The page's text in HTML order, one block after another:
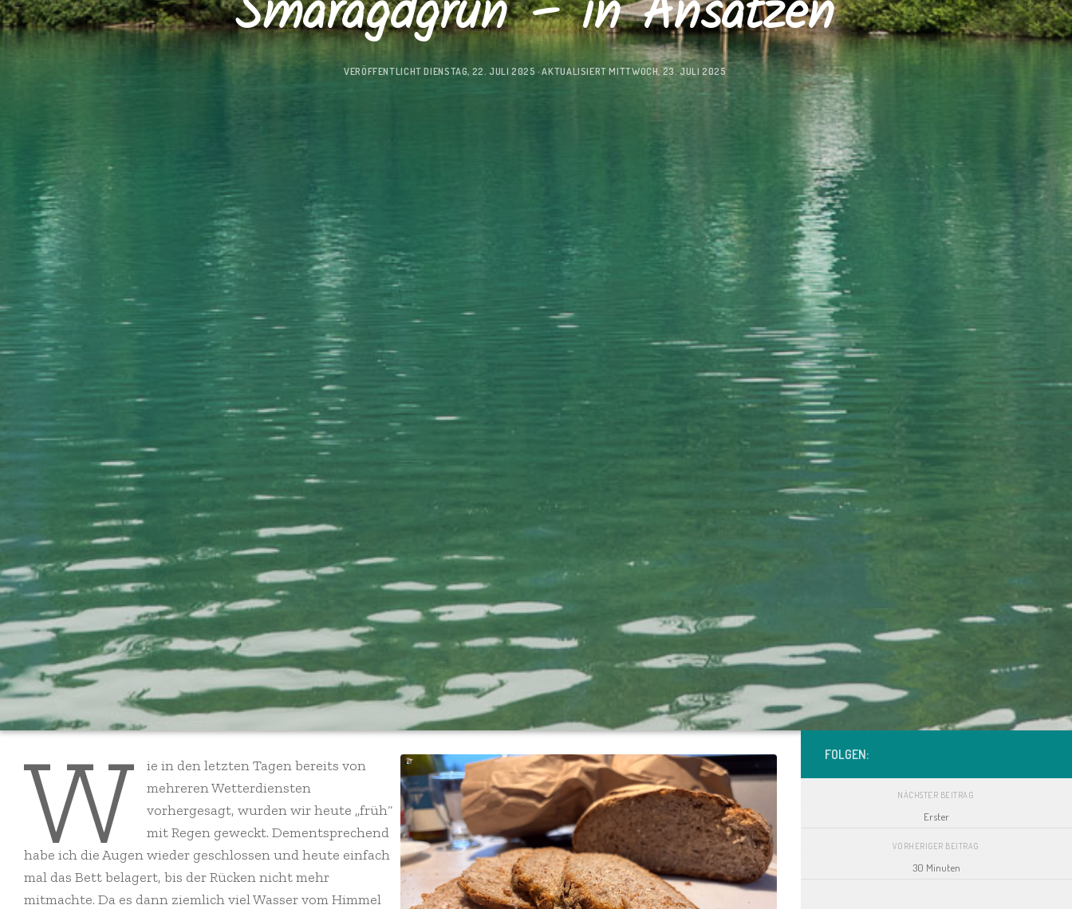
VERÖFFENTLICHTDIENSTAG, 22. JULI 2025 · AKTUALISIERTMITTWOCH, 23. JULI 2025
W
ie in den letzten Tagen bereits von
mehreren Wetterdiensten
vorhergesagt, wurden wir heute „früh“
mit Regen geweckt. Dementsprechend
habe ich die Augen wieder geschlossen und heute einfach
mal das Bett belagert, bis der Rücken nicht mehr
mitmachte. Da es dann ziemlich viel Wasser vom Himmel
FOLGEN:
NÄCHSTER BEITRAG
Erster
VORHERIGER BEITRAG
30 Minuten